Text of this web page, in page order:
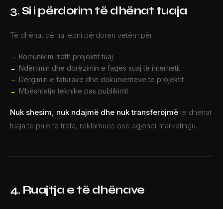
3. Si i përdorim të dhënat tuaja
Të dhënat që na jepni përdoren vetëm për:
Komunikim rreth projektit tuaj
Ndërtimin dhe dorëzimin e faqes suaj të internetit
Dërgimin e faturave dhe dokumenteve të projektit
Mbështetje teknike pas publikimit
Nuk shesim, nuk ndajmë dhe nuk transferojmë të dhënat
tuaja te palë të treta, reklamues ose agjenci marketingu.
4. Ruajtja e të dhënave